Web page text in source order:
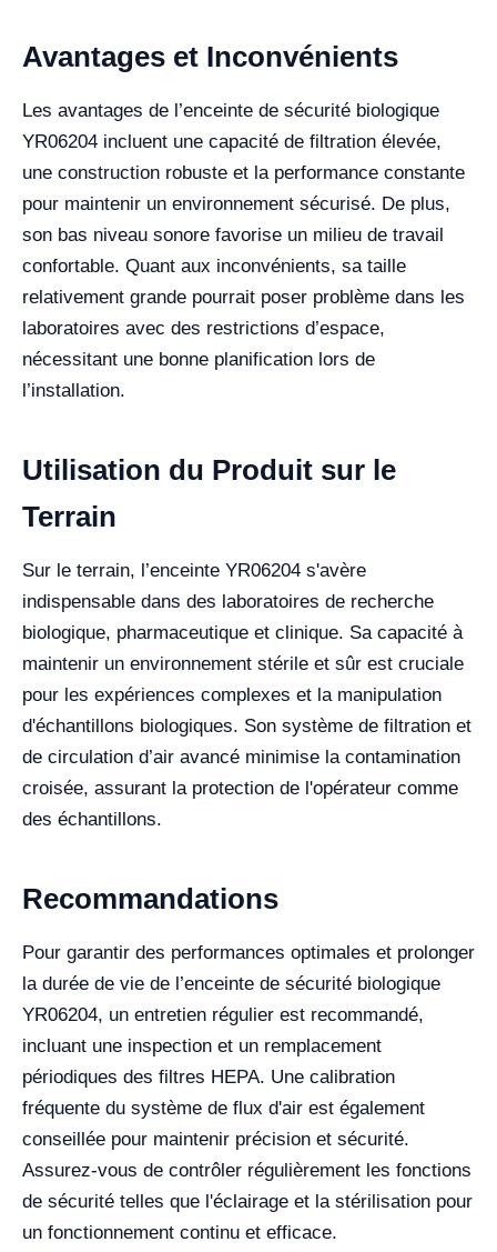
Avantages et Inconvénients
Les avantages de l’enceinte de sécurité biologique
YR06204 incluent une capacité de filtration élevée,
une construction robuste et la performance constante
pour maintenir un environnement sécurisé. De plus,
son bas niveau sonore favorise un milieu de travail
confortable. Quant aux inconvénients, sa taille
relativement grande pourrait poser problème dans les
laboratoires avec des restrictions d’espace,
nécessitant une bonne planification lors de
l’installation.
Utilisation du Produit sur le
Terrain
Sur le terrain, l’enceinte YR06204 s'avère
indispensable dans des laboratoires de recherche
biologique, pharmaceutique et clinique. Sa capacité à
maintenir un environnement stérile et sûr est cruciale
pour les expériences complexes et la manipulation
d'échantillons biologiques. Son système de filtration et
de circulation d’air avancé minimise la contamination
croisée, assurant la protection de l'opérateur comme
des échantillons.
Recommandations
Pour garantir des performances optimales et prolonger
la durée de vie de l’enceinte de sécurité biologique
YR06204, un entretien régulier est recommandé,
incluant une inspection et un remplacement
périodiques des filtres HEPA. Une calibration
fréquente du système de flux d'air est également
conseillée pour maintenir précision et sécurité.
Assurez-vous de contrôler régulièrement les fonctions
de sécurité telles que l'éclairage et la stérilisation pour
un fonctionnement continu et efficace.